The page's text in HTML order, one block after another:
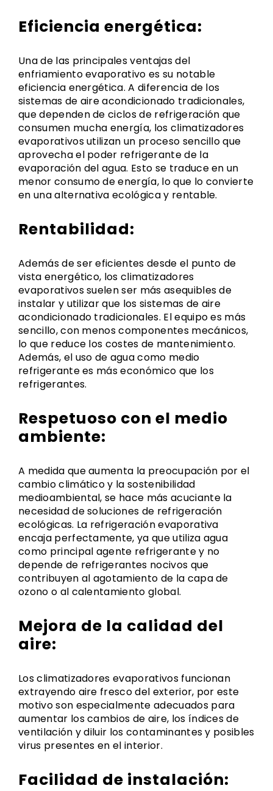
Eficiencia energética:
Una de las principales ventajas del
enfriamiento evaporativo es su notable
eficiencia energética. A diferencia de los
sistemas de aire acondicionado tradicionales,
que dependen de ciclos de refrigeración que
consumen mucha energía, los climatizadores
evaporativos utilizan un proceso sencillo que
aprovecha el poder refrigerante de la
evaporación del agua. Esto se traduce en un
menor consumo de energía, lo que lo convierte
en una alternativa ecológica y rentable.
Rentabilidad:
Además de ser eficientes desde el punto de
vista energético, los climatizadores
evaporativos suelen ser más asequibles de
instalar y utilizar que los sistemas de aire
acondicionado tradicionales. El equipo es más
sencillo, con menos componentes mecánicos,
lo que reduce los costes de mantenimiento.
Además, el uso de agua como medio
refrigerante es más económico que los
refrigerantes.
Respetuoso con el medio
ambiente:
A medida que aumenta la preocupación por el
cambio climático y la sostenibilidad
medioambiental, se hace más acuciante la
necesidad de soluciones de refrigeración
ecológicas. La refrigeración evaporativa
encaja perfectamente, ya que utiliza agua
como principal agente refrigerante y no
depende de refrigerantes nocivos que
contribuyen al agotamiento de la capa de
ozono o al calentamiento global.
Mejora de la calidad del
aire:
Los climatizadores evaporativos funcionan
extrayendo aire fresco del exterior, por este
motivo son especialmente adecuados para
aumentar los cambios de aire, los índices de
ventilación y diluir los contaminantes y posibles
virus presentes en el interior.
Facilidad de instalación: